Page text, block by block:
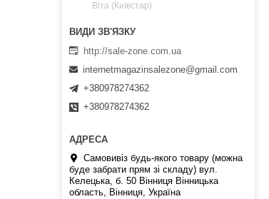
Віта (Київстар)
http://sale-zone.com.ua
internetmagazinsalezone@gmail.com
+380978274362
+380978274362
Самовивіз будь-якого товару (можна
буде забрати прям зі складу) вул.
Келецька, б. 50 Вінниця Вінницька
область, Вінниця, Україна